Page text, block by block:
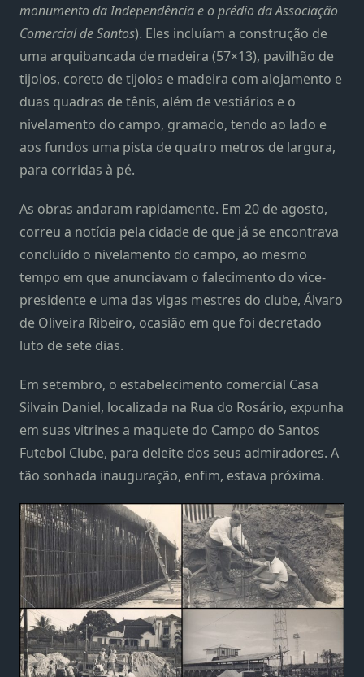
monumento da Independência e o prédio da Associação
Comercial de Santos). Eles incluíam a construção de
uma arquibancada de madeira (57×13), pavilhão de
tijolos, coreto de tijolos e madeira com alojamento e
duas quadras de tênis, além de vestiários e o
nivelamento do campo, gramado, tendo ao lado e
aos fundos uma pista de quatro metros de largura,
para corridas à pé.
As obras andaram rapidamente. Em 20 de agosto,
correu a notícia pela cidade de que já se encontrava
concluído o nivelamento do campo, ao mesmo
tempo em que anunciavam o falecimento do vice-
presidente e uma das vigas mestres do clube, Álvaro
de Oliveira Ribeiro, ocasião em que foi decretado
luto de sete dias.
Em setembro, o estabelecimento comercial Casa
Silvain Daniel, localizada na Rua do Rosário, expunha
em suas vitrines a maquete do Campo do Santos
Futebol Clube, para deleite dos seus admiradores. A
tão sonhada inauguração, enfim, estava próxima.